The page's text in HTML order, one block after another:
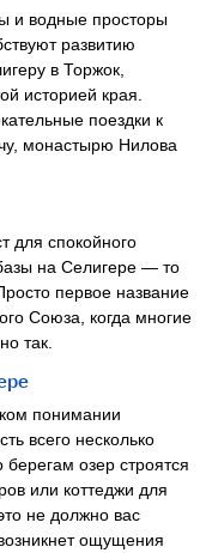
и водные просторы
развитию
в Торжок,
историей края.
поездки к
монастырю Нилова
для спокойного
на Селигере — то
первое название
Союза, когда многие
так.
понимании
всего несколько
озер строятся
или коттеджи для
не должно вас
ощущения